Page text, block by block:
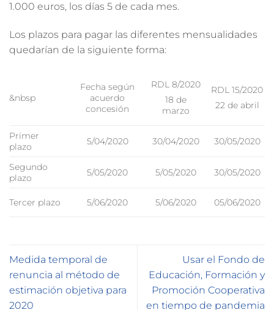
1.000 euros, los días 5 de cada mes.
Los plazos para pagar las diferentes mensualidades
quedarían de la siguiente forma:
&nbsp
Fecha según
acuerdo
concesión
RDL 8/2020
18 de
marzo
RDL 15/2020
22 de abril
Primer
plazo
5/04/2020 30/04/2020 30/05/2020
Segundo
plazo
5/05/2020 5/05/2020 30/05/2020
Tercer plazo 5/06/2020 5/06/2020 05/06/2020
Medida temporal de
renuncia al método de
estimación objetiva para
2020
Usar el Fondo de
Educación, Formación y
Promoción Cooperativa
en tiempo de pandemia